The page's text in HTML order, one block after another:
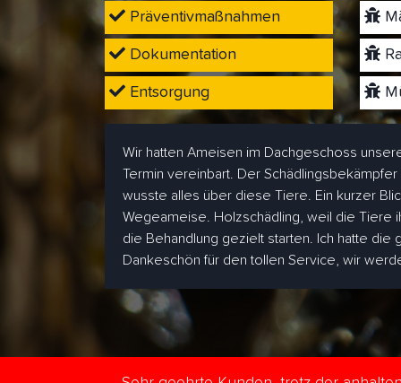
Präventivmaßnahmen
Dokumentation
Entsorgung
Wir hatten Ameisen im Dachgeschoss
Termin vereinbart. Der
wusste alles über diese Tiere. Ein kurzer
Wegeameise. Holzschädling, weil die Tiere
die Behandlung gezielt starten. Ich hatte
Dankeschön für den tollen Service, wir